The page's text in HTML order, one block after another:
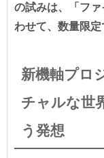
の試みは、「フ
わせて、数量限定
新機軸プロ
チャルな世
う発想